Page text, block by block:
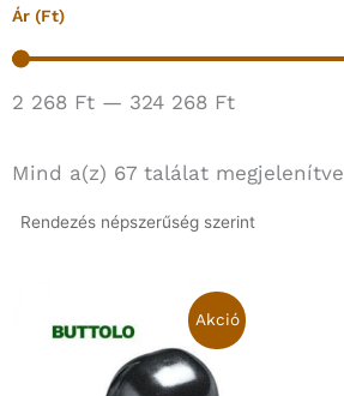
Ár (Ft)
2 268 Ft — 324 268 Ft
Mind a(z) 67 találat megjelenítve
Akció
Original
was:
21
480 Ft.
Current
price
is:
990 Ft.